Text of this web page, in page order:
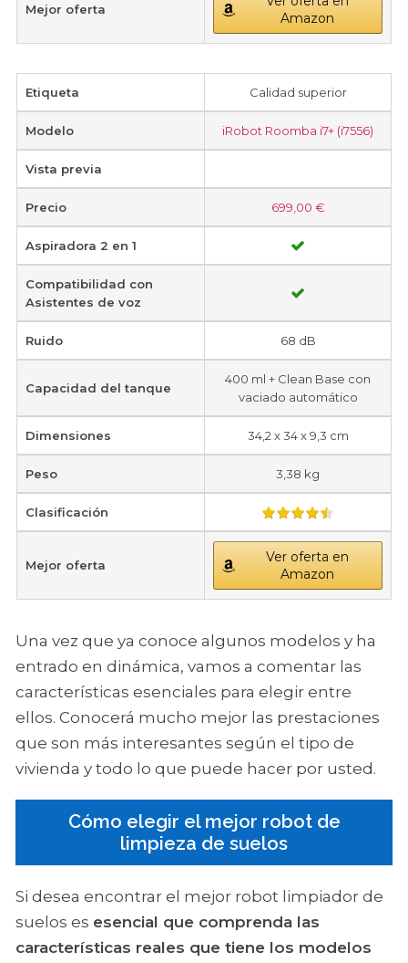
Mejor oferta
Amazon
Etiqueta Calidad superior
Modelo iRobot Roomba i7+ (i7556)
Vista previa
Precio 699,00 €
Aspiradora 2 en 1
Compatibilidad con
Asistentes de voz
Ruido 68 dB
Capacidad del tanque
400 ml + Clean Base con
vaciado automático
Dimensiones 34,2 x 34 x 9,3 cm
Peso 3,38 kg
Clasificación
Mejor oferta
Ver oferta en
Amazon
Una vez que ya conoce algunos modelos y ha
entrado en dinámica, vamos a comentar las
características esenciales para elegir entre
ellos. Conocerá mucho mejor las prestaciones
que son más interesantes según el tipo de
vivienda y todo lo que puede hacer por usted.
Cómo elegir el mejor robot de
limpieza de suelos
Si desea encontrar el mejor robot limpiador de
suelos es esencial que comprenda las
características reales que tiene los modelos